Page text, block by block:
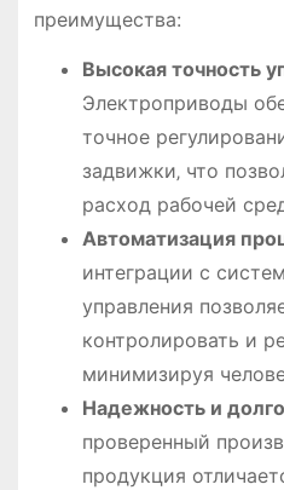
преимущества:
Высокая точность
Электроприводы
точное
задвижки‚ что
расход рабочей
Автоматизация
интеграции с
управления
контролировать и
минимизируя
Надежность и
проверенный
продукция